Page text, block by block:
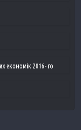
економік 2016- го